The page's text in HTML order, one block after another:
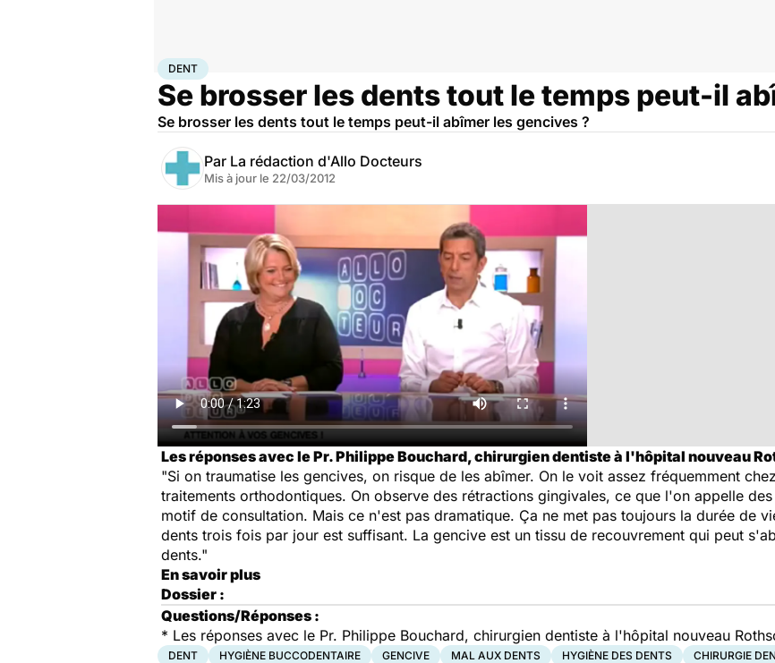
AccueilSanté
DENT
Se brosser les dents tout le temps peut-il
Se brosser les dents tout le temps peut-il abîmer les gencives ?
Par La rédaction d'Allo Docteurs
Mis à jour le 22/03/2012
Les réponses avec le Pr. Philippe Bouchard, chirurgien dentiste à l'hôpital nouveau
"Si on traumatise les gencives, on risque de les abîmer. On le voit assez fréquemment
traitements orthodontiques. On observe des rétractions gingivales, ce que l'on appelle
motif de consultation. Mais ce n'est pas dramatique. Ça ne met pas toujours la durée de
dents trois fois par jour est suffisant. La gencive est un tissu de recouvrement qui peut
dents."
En savoir plus
Dossier :
Questions/Réponses :
* Les réponses avec le Pr. Philippe Bouchard, chirurgien dentiste à l'hôpital nouveau
DENT HYGIÈNE BUCCODENTAIRE GENCIVE MAL AUX DENTS HYGIÈNE DES DENTS CHIRURGIE